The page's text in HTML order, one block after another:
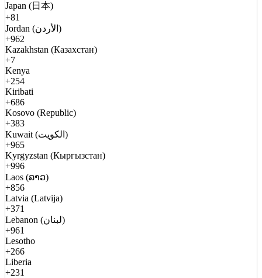
Japan (日本)
+81
Jordan (الأردن)
+962
Kazakhstan (Казахстан)
+7
Kenya
+254
Kiribati
+686
Kosovo (Republic)
+383
Kuwait (الكويت)
+965
Kyrgyzstan (Кыргызстан)
+996
Laos (ລາວ)
+856
Latvia (Latvija)
+371
Lebanon (لبنان)
+961
Lesotho
+266
Liberia
+231